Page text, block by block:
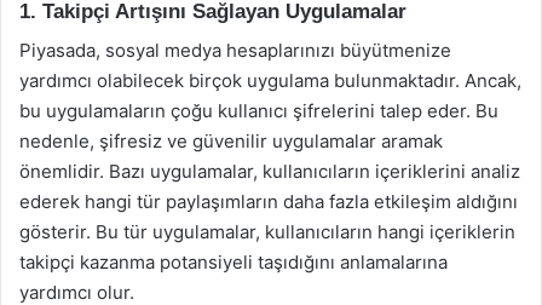
1. Takipçi Artışını Sağlayan Uygulamalar
Piyasada, sosyal medya hesaplarınızı büyütmenize
yardımcı olabilecek birçok uygulama bulunmaktadır. Ancak,
bu uygulamaların çoğu kullanıcı şifrelerini talep eder. Bu
nedenle, şifresiz ve güvenilir uygulamalar aramak
önemlidir. Bazı uygulamalar, kullanıcıların içeriklerini analiz
ederek hangi tür paylaşımların daha fazla etkileşim aldığını
gösterir. Bu tür uygulamalar, kullanıcıların hangi içeriklerin
takipçi kazanma potansiyeli taşıdığını anlamalarına
yardımcı olur.